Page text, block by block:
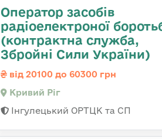
Оператор засобів
радіоелектроної
(контрактна служба,
Збройні Сили України)
від 20100 до 60300 грн
Кривий Ріг
Інгулецький ОРТЦК та СП